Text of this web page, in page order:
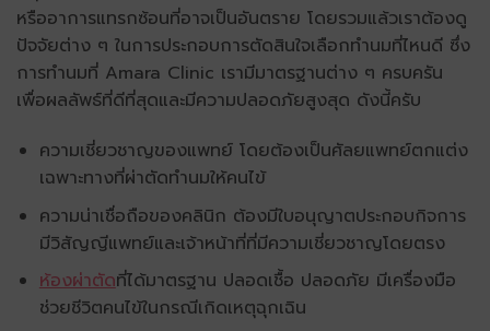
หรืออาการแทรกซ้อนที่อาจเป็นอันตราย โดยรวมแล้วเราต้องดู
ปัจจัยต่าง ๆ ในการประกอบการตัดสินใจเลือกทำนมที่ไหนดี ซึ่ง
การทำนมที่ Amara Clinic เรามีมาตรฐานต่าง ๆ ครบครัน
เพื่อผลลัพธ์ที่ดีที่สุดและมีความปลอดภัยสูงสุด ดังนี้ครับ
ความเชี่ยวชาญของแพทย์ โดยต้องเป็นศัลยแพทย์ตกแต่ง
เฉพาะทางที่ผ่าตัดทำนมให้คนไข้
ความน่าเชื่อถือของคลินิก ต้องมีใบอนุญาตประกอบกิจการ
มีวิสัญญีแพทย์และเจ้าหน้าที่ที่มีความเชี่ยวชาญโดยตรง
ห้องผ่าตัดที่ได้มาตรฐาน ปลอดเชื้อ ปลอดภัย มีเครื่องมือ
ช่วยชีวิตคนไข้ในกรณีเกิดเหตุฉุกเฉิน